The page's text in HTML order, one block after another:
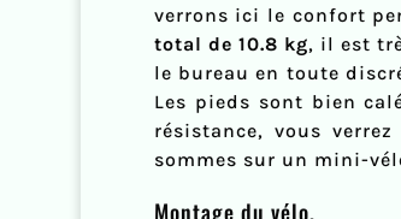
verrons ici le confort
total de 10.8 kg, il est
le bureau en toute
Les pieds sont bien
résistance, vous
sommes sur un mini-
Montage du vélo.